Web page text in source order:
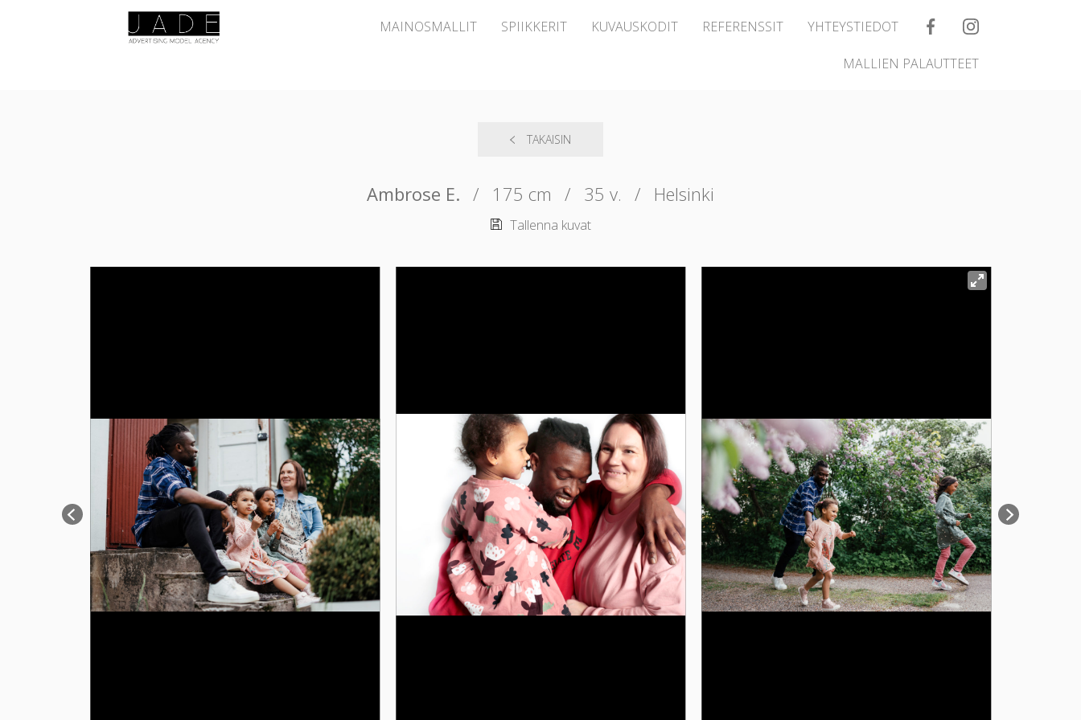
MAINOSMALLIT SPIIKKERIT KUVAUSKODIT REFERENSSIT YHTEYSTIEDOT
MALLIEN PALAUTTEET
TAKAISIN
Ambrose E. / 175 cm / 35 v. / Helsinki
Tallenna kuvat